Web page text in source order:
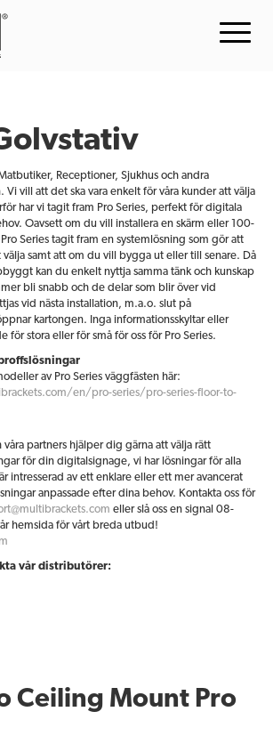
Receptioner, Sjukhus och andra
vill att det ska vara enkelt för våra kunder att välja
har vi tagit fram Pro Series, perfekt för digitala
Oavsett om du vill installera en skärm eller 100-
Series tagit fram en systemlösning som gör att
samt att om du vill bygga ut eller till senare. Då
kan du enkelt nyttja samma tänk och kunskap
bli snabb och de delar som blir över vid
vid nästa installation, m.a.o. slut på
kartongen. Inga informationsskyltar eller
för stora eller för små för oss för Pro Series.
av Pro Series väggfästen här:
en/pro-series/pro-series-floor-to-
partners hjälper dig gärna att välja rätt
för din digitalsignage, vi har lösningar för alla
intresserad av ett enklare eller ett mer avancerat
anpassade efter dina behov. Kontakta oss för
eller slå oss en signal 08-
hemsida för vårt breda utbud!
vår distributörer:
Ceiling Mount Pro